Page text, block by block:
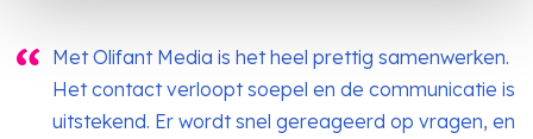
Met Olifant Media is het heel prettig samenwerken.
Het contact verloopt soepel en de communicatie is
uitstekend. Er wordt snel gereageerd op vragen, en